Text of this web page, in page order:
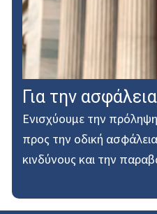
Για την
Ενισχύουμε την
προς την οδική
κινδύνους και την